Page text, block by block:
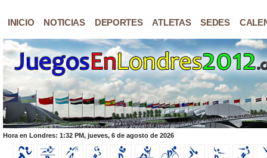
INICIO NOTICIAS DEPORTES ATLETAS SEDES
Hora en Londres: 1:32 PM, jueves, 6 de agosto de 2026